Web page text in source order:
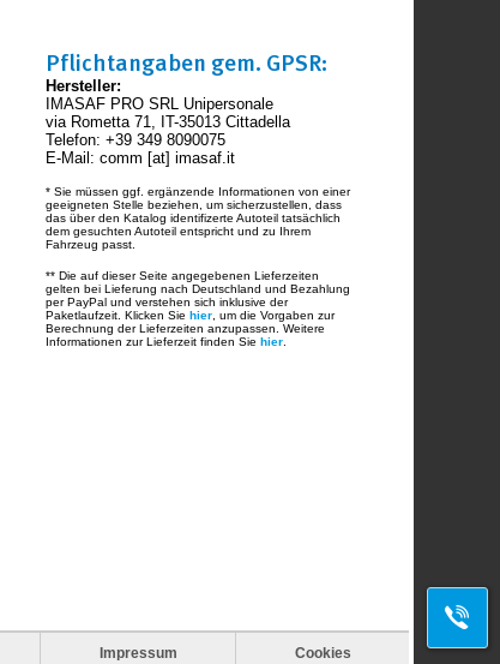
Pflichtangaben gem. GPSR:
Hersteller:
IMASAF PRO SRL Unipersonale
via Rometta 71, IT-35013 Cittadella
Telefon: +39 349 8090075
E-Mail: comm [at] imasaf.it
* Sie müssen ggf. ergänzende Informationen von einer
geeigneten Stelle beziehen, um sicherzustellen, dass
das über den Katalog identifizerte Autoteil tatsächlich
dem gesuchten Autoteil entspricht und zu Ihrem
Fahrzeug passt.
** Die auf dieser Seite angegebenen Lieferzeiten
gelten bei Lieferung nach Deutschland und Bezahlung
per PayPal und verstehen sich inklusive der
Paketlaufzeit. Klicken Siehier , um die Vorgaben zur
Berechnung der Lieferzeiten anzupassen. Weitere
Informationen zur Lieferzeit finden Siehier
Impressum Cookies